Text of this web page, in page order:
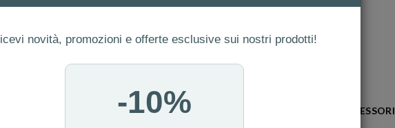
GIOIELLI MODA OROLOGI ACCESSORI
novità, promozioni e offerte esclusive sui nostri prodotti!
-10%